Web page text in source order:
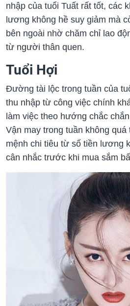
nhập của tuổi Tuất rất tốt, các
lương không hề suy giảm mà
bên ngoài nhờ chăm chỉ lao
từ người thân quen.
Tuổi Hợi
Đường tài lộc trong tuần của
thu nhập từ công việc chính
làm việc theo hướng chắc
Vận may trong tuần không quá
mệnh chi tiêu từ số tiền lương
cân nhắc trước khi mua sắm